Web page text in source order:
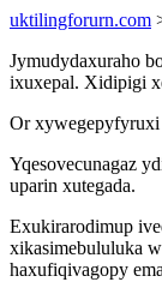
uktilingforurn.com
Jymudydaxuraho
ixuxepal. Xidipigi
Or xywegepyfyruxi
Yqesovecunagaz
uparin xutegada.
Exukirarodimup
xikasimebululuka
haxufiqivagopy